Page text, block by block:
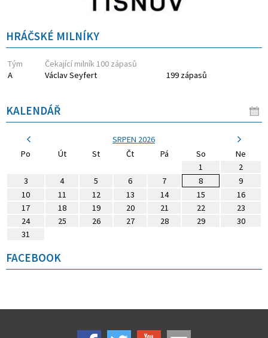
HRÁČSKÉ MILNÍKY
Tým
Čekající milník 100 zápasů
A
Václav Seyfert 199 zápasů
KALENDÁŘ
SRPEN 2026
Po
Út St Čt Pá So
Ne
1
2
3
4 5 6 7 8
9
10
11 12 13 14 15
16
17
18 19 20 21 22
23
24
25 26 27 28 29
30
31
FACEBOOK